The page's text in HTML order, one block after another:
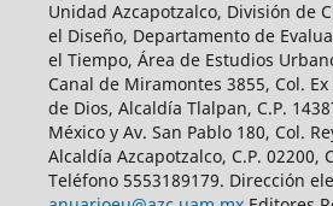
Unidad Azcapotzalco, División de
el Diseño, Departamento de
el Tiempo, Área de Estudios
Canal de Miramontes 3855, Col.
de Dios, Alcaldía Tlalpan, C.P.
México y Av. San Pablo 180, Col.
Alcaldía Azcapotzalco, C.P. 02200,
Teléfono 5553189179. Dirección